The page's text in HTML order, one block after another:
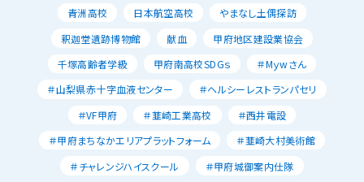
青洲高校
日本航空高校
やまなし土偶探訪
釈迦堂遺跡博物館
献血
甲府地区建設業協会
千塚高齢者学級
甲府南高校SDGｓ
＃Mｙwさん
＃山梨県赤十字血液センター
＃ヘルシーレストランパセリ
＃VF甲府
＃韮崎工業高校
＃西井電設
＃甲府まちなかエリアプラットフォーム
＃韮崎大村美術館
＃チャレンジハイスクール
＃甲府城御案内仕隊